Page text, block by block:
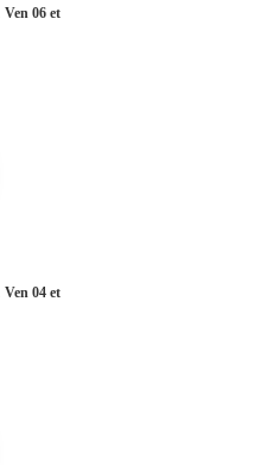
Ven 06 et
Ven 04 et